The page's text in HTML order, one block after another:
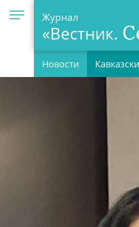
Журнал
«Вестник.
Новости